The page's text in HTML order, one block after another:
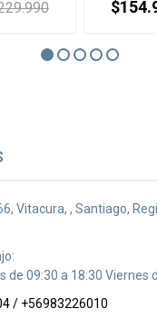
Vitacura, , Santiago,
de 09:30 a 18:30 Viernes
/ +56983226010